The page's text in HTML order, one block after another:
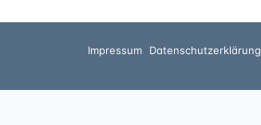
Impressum Datenschutzerklärung